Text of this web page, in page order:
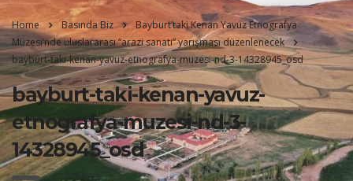
Home Basında Biz
Bayburt’taki Kenan Yavuz Etnografya
Müzesi’nde uluslararası “arazi sanatı” yarışması düzenlenecek
bayburt-taki-kenan-yavuz-etnografya-muzesi-nd-3-14328945_osd
bayburt-taki-kenan-yavuz-
etnografya-muzesi-nd-3-
14328945_osd